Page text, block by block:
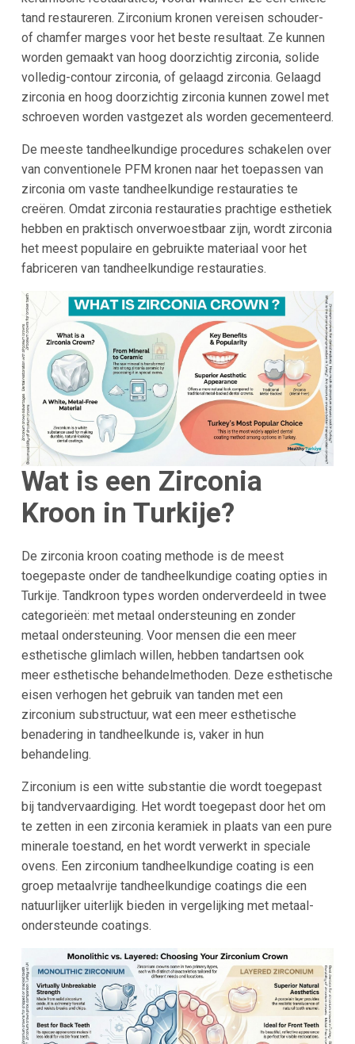
tand restaureren. Zirconium kronen vereisen schouder-
of chamfer marges voor het beste resultaat. Ze kunnen
worden gemaakt van hoog doorzichtig zirconia, solide
volledig-contour zirconia, of gelaagd zirconia. Gelaagd
zirconia en hoog doorzichtig zirconia kunnen zowel met
schroeven worden vastgezet als worden gecementeerd.
De meeste tandheelkundige procedures schakelen over
van conventionele PFM kronen naar het toepassen van
zirconia om vaste tandheelkundige restauraties te
creëren. Omdat zirconia restauraties prachtige esthetiek
hebben en praktisch onverwoestbaar zijn, wordt zirconia
het meest populaire en gebruikte materiaal voor het
fabriceren van tandheelkundige restauraties.
Wat is een Zirconia
Kroon in Turkije?
De zirconia kroon coating methode is de meest
toegepaste onder de tandheelkundige coating opties in
Turkije. Tandkroon types worden onderverdeeld in twee
categorieën: met metaal ondersteuning en zonder
metaal ondersteuning. Voor mensen die een meer
esthetische glimlach willen, hebben tandartsen ook
meer esthetische behandelmethoden. Deze esthetische
eisen verhogen het gebruik van tanden met een
zirconium substructuur, wat een meer esthetische
benadering in tandheelkunde is, vaker in hun
behandeling.
Zirconium is een witte substantie die wordt toegepast
bij tandvervaardiging. Het wordt toegepast door het om
te zetten in een zirconia keramiek in plaats van een pure
minerale toestand, en het wordt verwerkt in speciale
ovens. Een zirconium tandheelkundige coating is een
groep metaalvrije tandheelkundige coatings die een
natuurlijker uiterlijk bieden in vergelijking met metaal-
ondersteunde coatings.